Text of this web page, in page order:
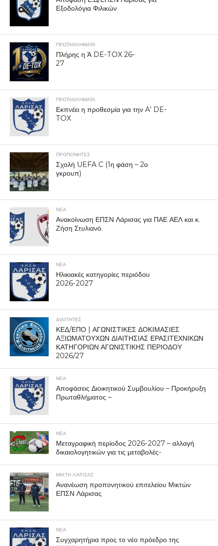
Εξοδολόγια Φιλικών
ΠΡΩΤΑΘΛΉΜΑΤΑ
Πλήρης η Ά DE-TOX 26-
27
ΠΡΩΤΑΘΛΉΜΑΤΑ
Εκπνέει η προθεσμία για την A’ DE-
TOX
ΠΡΟΠΟΝΗΤΈΣ
Σχολή UEFA C (1η φάση – 2ο
γκρουπ)
ΝΕΑ
Ανακοίνωση ΕΠΣΝ Λάρισας για ΠΑΕ ΑΕΛ και κ.
Ζήση Στυλιανό.
ΝΕΑ
Ηλικιακές κατηγορίες περιόδου
2026-2027
ΔΙΑΙΤΗΤΕΣ
ΚΕΔ/ΕΠΟ | ΑΓΩΝΙΣΤΙΚΕΣ ΔΟΚΙΜΑΣΙΕΣ
ΑΞΙΩΜΑΤΟΥΧΩΝ ΔΙΑΙΤΗΣΙΑΣ ΕΡΑΣΙΤΕΧΝΙΚΩΝ
ΚΑΤΗΓΟΡΙΩΝ ΑΓΩΝΙΣΤΙΚΗΣ ΠΕΡΙΟΔΟΥ
2026/27
ΝΕΑ
Αποφάσεις Διοικητικού Συμβουλίου – Προκήρυξη
Πρωταθλήματος –
ΝΕΑ
Μεταγραφική περίοδος 2026-2027 – αλλαγή
δικαιολογητικών για τις μεταβολές-
ΜΙΚΤΗ ΛΑΡΙΣΑΣ
Ανανέωση προπονητικού επιτελείου Μικτών
ΕΠΣΝ Λάρισας
ΝΕΑ
Συγχαρητήρια προς το νέο πρόεδρο της